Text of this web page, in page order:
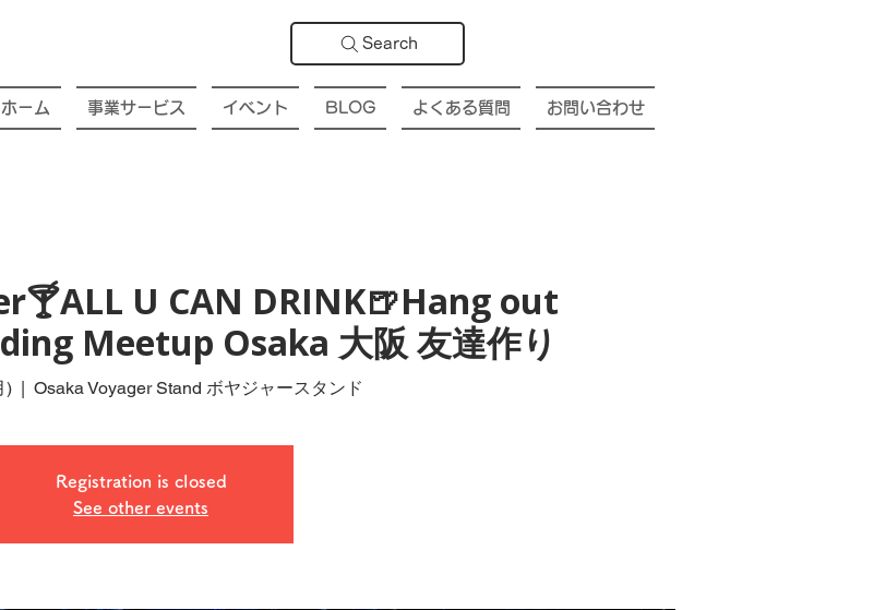
Search
ホーム 事業サービス イベント BLOG よくある質問 お問い合わせ
U CAN DRINK🍺Hang out
Meetup Osaka 大阪 友達作り
)
  |
Osaka Voyager Stand ボヤジャースタンド
Registration is closed
See other events